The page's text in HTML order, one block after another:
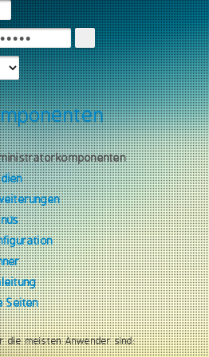
Seiten
die meisten Anwender sind: